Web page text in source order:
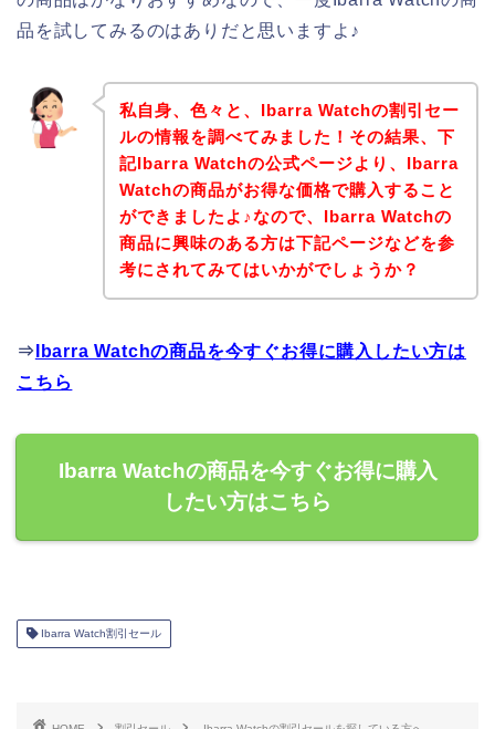
品を試してみるのはありだと思いますよ♪
私自身、色々と、Ibarra Watchの割引セー
ルの情報を調べてみました！その結果、下
記Ibarra Watchの公式ページより、Ibarra
Watchの商品がお得な価格で購入すること
ができましたよ♪なので、Ibarra Watchの
商品に興味のある方は下記ページなどを参
考にされてみてはいかがでしょうか？
⇒ Ibarra Watchの商品を今すぐお得に購入したい方は
こちら
Ibarra Watchの商品を今すぐお得に購入
したい方はこちら
Ibarra Watch割引セール